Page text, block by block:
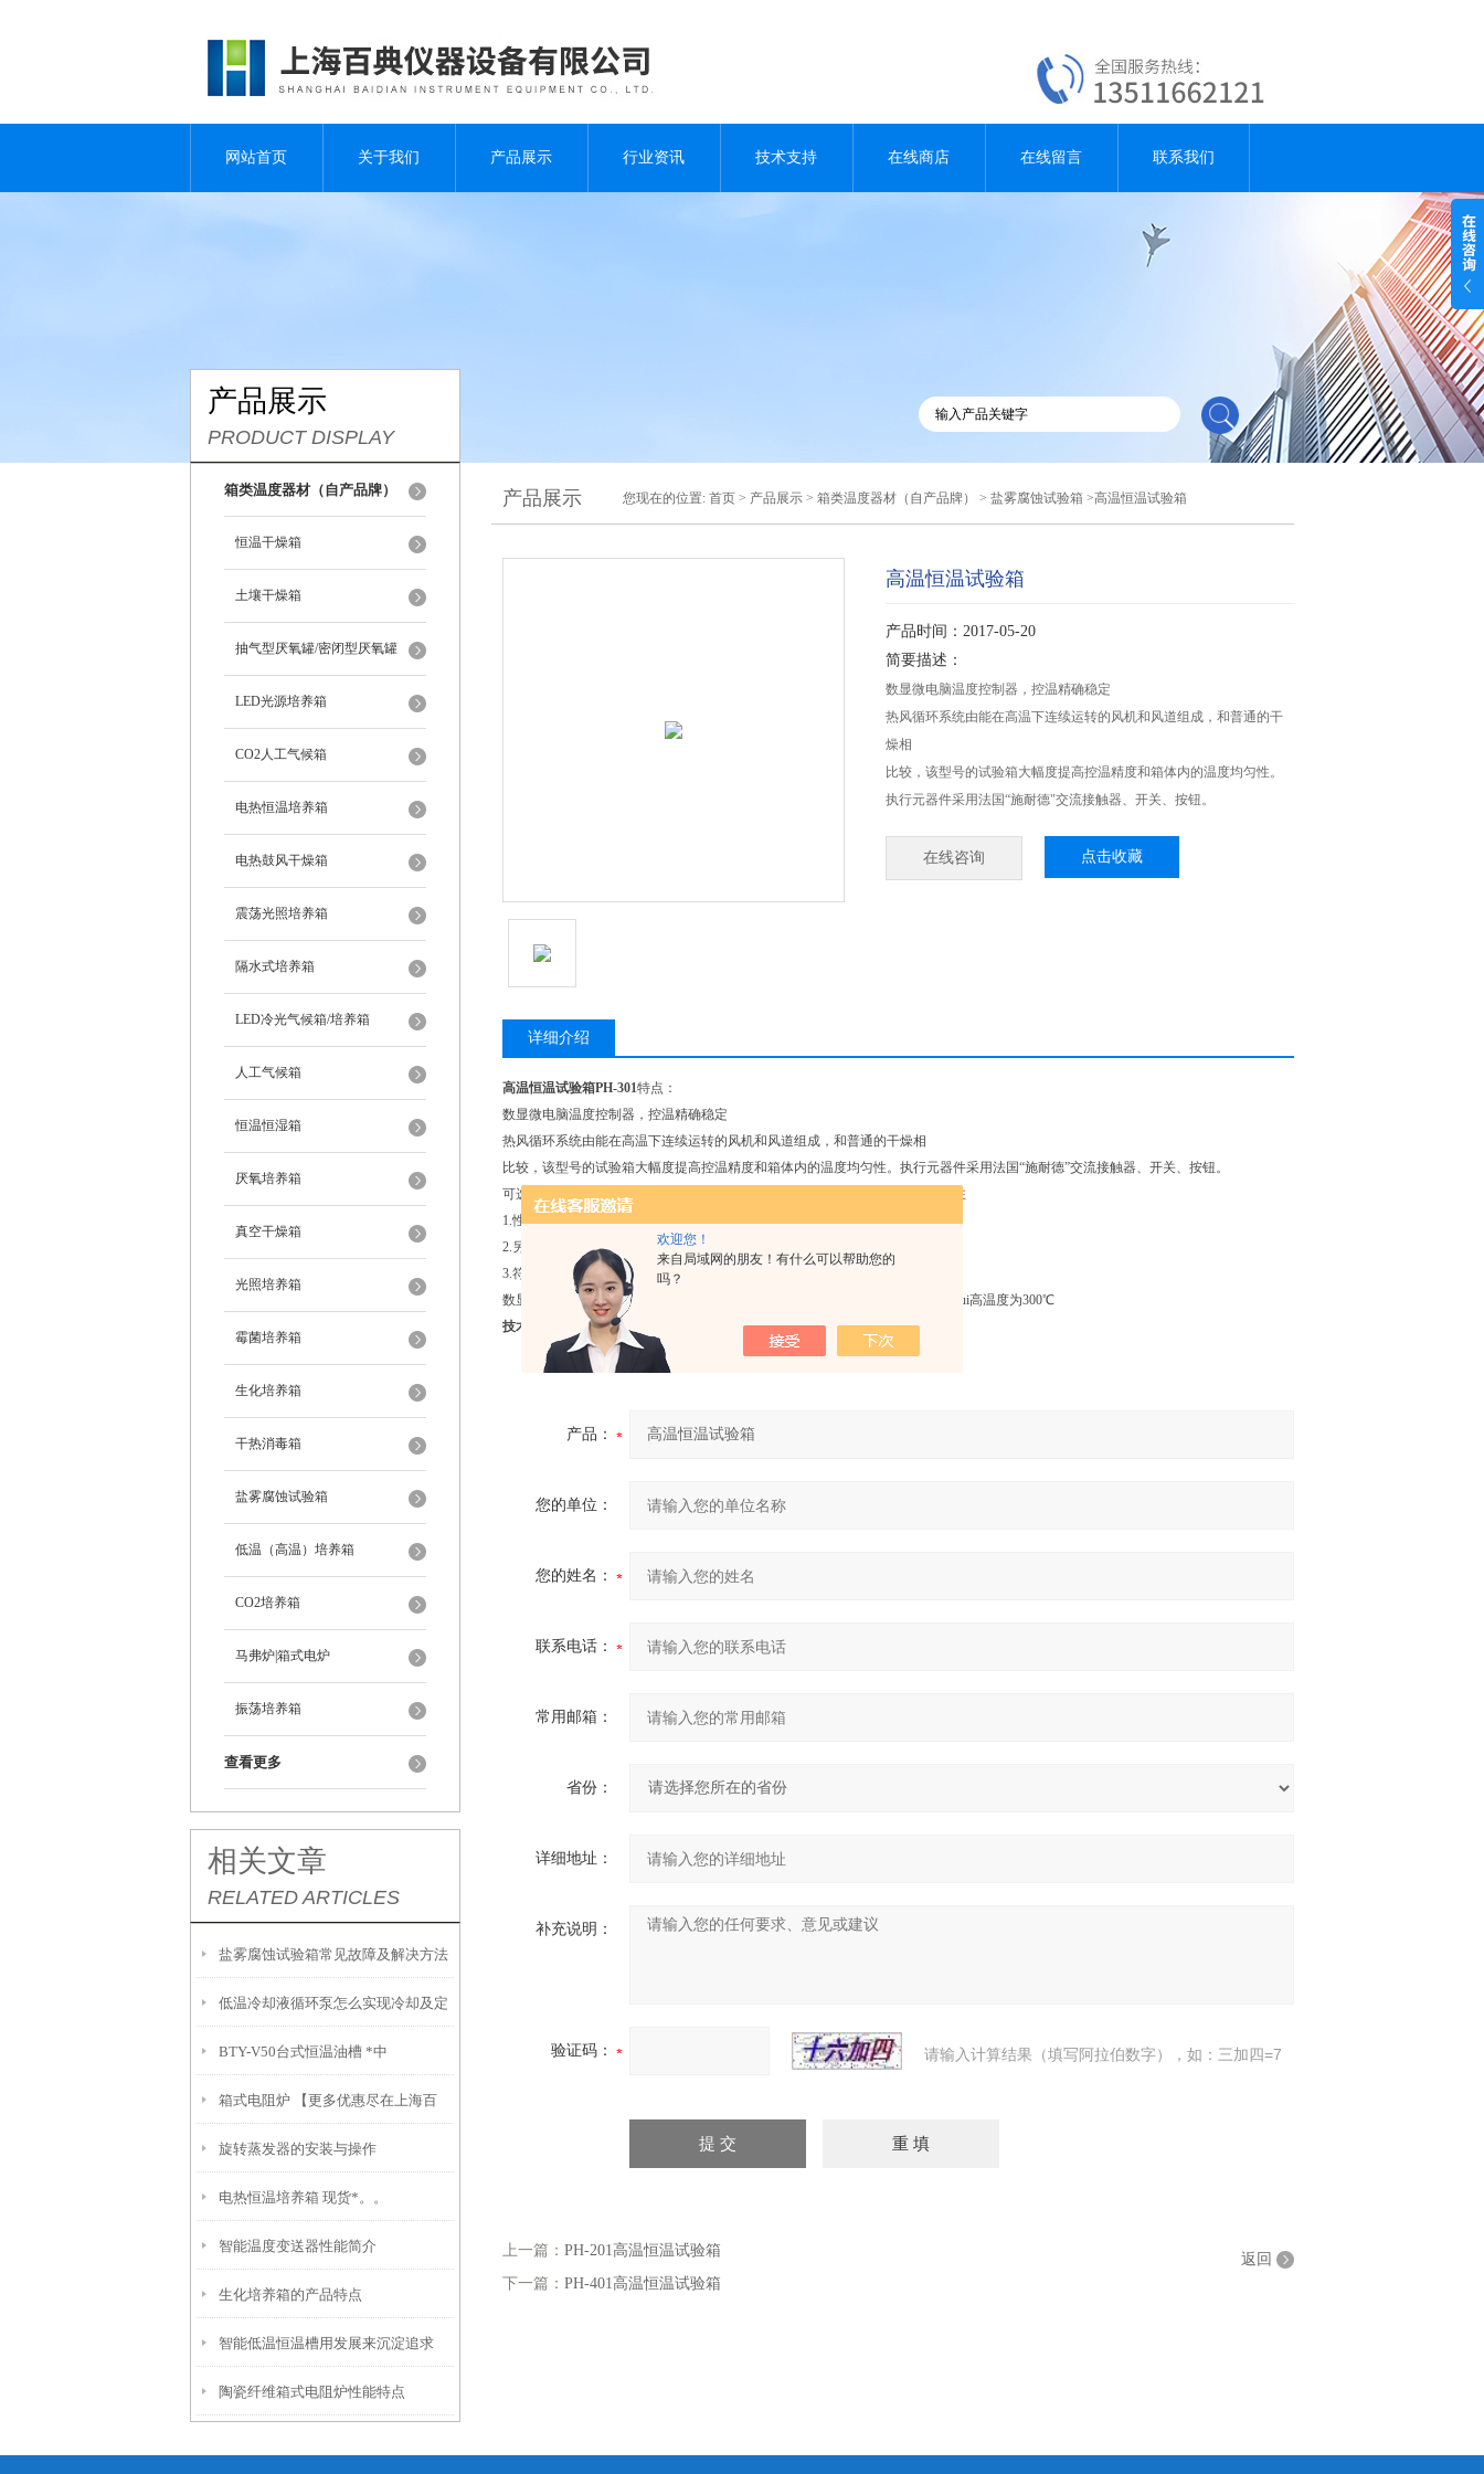
欢迎您！
来自局域网的朋友！有什么可以帮助您的
吗？
网站首页 关于我们 产品展示 行业资讯 技术支持 在线商店 在线留言 联系我们
产品展示
PRODUCT DISPLAY
箱类温度器材（自产品牌）
恒温干燥箱
土壤干燥箱
抽气型厌氧罐/密闭型厌氧罐
LED光源培养箱
CO2人工气候箱
电热恒温培养箱
电热鼓风干燥箱
震荡光照培养箱
隔水式培养箱
LED冷光气候箱/培养箱
人工气候箱
恒温恒湿箱
厌氧培养箱
真空干燥箱
光照培养箱
霉菌培养箱
生化培养箱
干热消毒箱
盐雾腐蚀试验箱
低温（高温）培养箱
CO2培养箱
马弗炉|箱式电炉
振荡培养箱
查看更多
相关文章
RELATED ARTICLES
盐雾腐蚀试验箱常见故障及解决方法
低温冷却液循环泵怎么实现冷却及定
期维护
BTY-V50台式恒温油槽 *中
箱式电阻炉 【更多优惠尽在上海百
典】
旋转蒸发器的安装与操作
电热恒温培养箱 现货*。。
智能温度变送器性能简介
生化培养箱的产品特点
智能低温恒温槽用发展来沉淀追求
陶瓷纤维箱式电阻炉性能特点
产品展示 您现在的位置: 首页 > 产品展示 > 箱类温度器材（自产品牌） > 盐雾腐蚀试验箱 >高温恒温试验箱
高温恒温试验箱
产品时间：2017-05-20
简要描述：
数显微电脑温度控制器，控温精确稳定
热风循环系统由能在高温下连续运转的风机和风道组成，和普通的干
燥相
比较，该型号的试验箱大幅度提高控温精度和箱体内的温度均匀性。
执行元器件采用法国“施耐德"交流接触器、开关、按钮。
在线咨询 点击收藏
详细介绍
高温恒温试验箱PH-301特点：
数显微电脑温度控制器，控温精确稳定
热风循环系统由能在高温下连续运转的风机和风道组成，和普通的干燥相
比较，该型号的试验箱大幅度提高控温精度和箱体内的温度均匀性。执行元器件采用法国“施耐德”交流接触器、开关、按钮。
可选配打印机或记录仪独立限温报警系统，保证实验安全运行，不发生意外备注
1.性能指标数据为在环境温度为+20℃时，循环运行，无试样条件下的数值。
2.另有PHH系列的高温恒温试验箱，其温度范围为：RT+20℃～+300℃
3.符合标准：GB/T2423.2-2001、GB10586-89、GB10589-89、IEC68-2
数显、微电脑15段程序控制，带定时功能，定时范围:1～9999 PHH系列试验箱zui高温度为300℃
技术参数：
产品：
您的单位：
您的姓名：
联系电话：
常用邮箱：
省份：
详细地址：
补充说明：
验证码： 请输入计算结果（填写阿拉伯数字），如：三加四=7
上一篇： PH-201高温恒温试验箱
下一篇： PH-401高温恒温试验箱
返回